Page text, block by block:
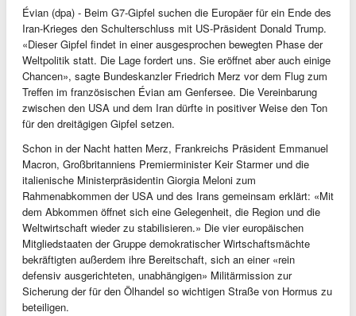
Évian (dpa) - Beim G7-Gipfel suchen die Europäer für ein Ende des
Iran-Krieges den Schulterschluss mit US-Präsident Donald Trump.
«Dieser Gipfel findet in einer ausgesprochen bewegten Phase der
Weltpolitik statt. Die Lage fordert uns. Sie eröffnet aber auch einige
Chancen», sagte Bundeskanzler Friedrich Merz vor dem Flug zum
Treffen im französischen Évian am Genfersee. Die Vereinbarung
zwischen den USA und dem Iran dürfte in positiver Weise den Ton
für den dreitägigen Gipfel setzen.
Schon in der Nacht hatten Merz, Frankreichs Präsident Emmanuel
Macron, Großbritanniens Premierminister Keir Starmer und die
italienische Ministerpräsidentin Giorgia Meloni zum
Rahmenabkommen der USA und des Irans gemeinsam erklärt: «Mit
dem Abkommen öffnet sich eine Gelegenheit, die Region und die
Weltwirtschaft wieder zu stabilisieren.» Die vier europäischen
Mitgliedstaaten der Gruppe demokratischer Wirtschaftsmächte
bekräftigten außerdem ihre Bereitschaft, sich an einer «rein
defensiv ausgerichteten, unabhängigen» Militärmission zur
Sicherung der für den Ölhandel so wichtigen Straße von Hormus zu
beteiligen.